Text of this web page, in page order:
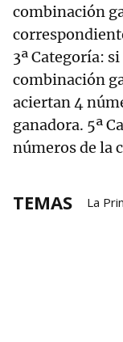
combinación
3ª Categoría:
combinación
aciertan 4
ganadora. 5ª
números de la
TEMAS La